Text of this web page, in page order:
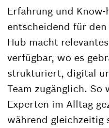
Erfahrung und
entscheidend für
Hub macht
verfügbar, wo es
strukturiert, digital
Team zugänglich. So
Experten im Alltag
während gleichzeitig